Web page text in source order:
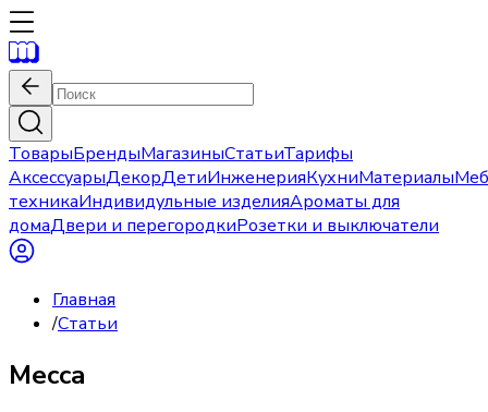
ТоварыБрендыМагазиныСтатьиТарифы
АксессуарыДекорДетиИнженерияКухниМатериалы
техникаИндивидульные изделияАроматы для
домаДвери и перегородкиРозетки и выключатели
Главная
/Статьи
Mecca